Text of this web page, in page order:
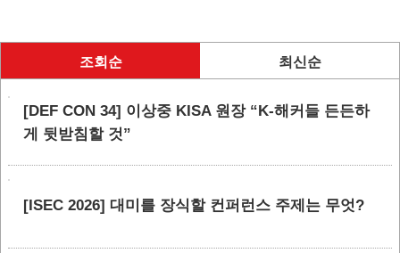
조회순 최신순
[DEF CON 34] 이상중 KISA 원장 “K-해커들 든든하
게 뒷받침할 것”
[ISEC 2026] 대미를 장식할 컨퍼런스 주제는 무엇?